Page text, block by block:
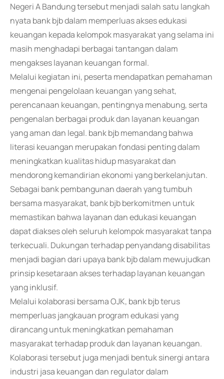
Negeri A Bandung tersebut menjadi salah satu langkah
nyata bank bjb dalam memperluas akses edukasi
keuangan kepada kelompok masyarakat yang selama ini
masih menghadapi berbagai tantangan dalam
mengakses layanan keuangan formal.
Melalui kegiatan ini, peserta mendapatkan pemahaman
mengenai pengelolaan keuangan yang sehat,
perencanaan keuangan, pentingnya menabung, serta
pengenalan berbagai produk dan layanan keuangan
yang aman dan legal. bank bjb memandang bahwa
literasi keuangan merupakan fondasi penting dalam
meningkatkan kualitas hidup masyarakat dan
mendorong kemandirian ekonomi yang berkelanjutan.
Sebagai bank pembangunan daerah yang tumbuh
bersama masyarakat, bank bjb berkomitmen untuk
memastikan bahwa layanan dan edukasi keuangan
dapat diakses oleh seluruh kelompok masyarakat tanpa
terkecuali. Dukungan terhadap penyandang disabilitas
menjadi bagian dari upaya bank bjb dalam mewujudkan
prinsip kesetaraan akses terhadap layanan keuangan
yang inklusif.
Melalui kolaborasi bersama OJK, bank bjb terus
memperluas jangkauan program edukasi yang
dirancang untuk meningkatkan pemahaman
masyarakat terhadap produk dan layanan keuangan.
Kolaborasi tersebut juga menjadi bentuk sinergi antara
industri jasa keuangan dan regulator dalam